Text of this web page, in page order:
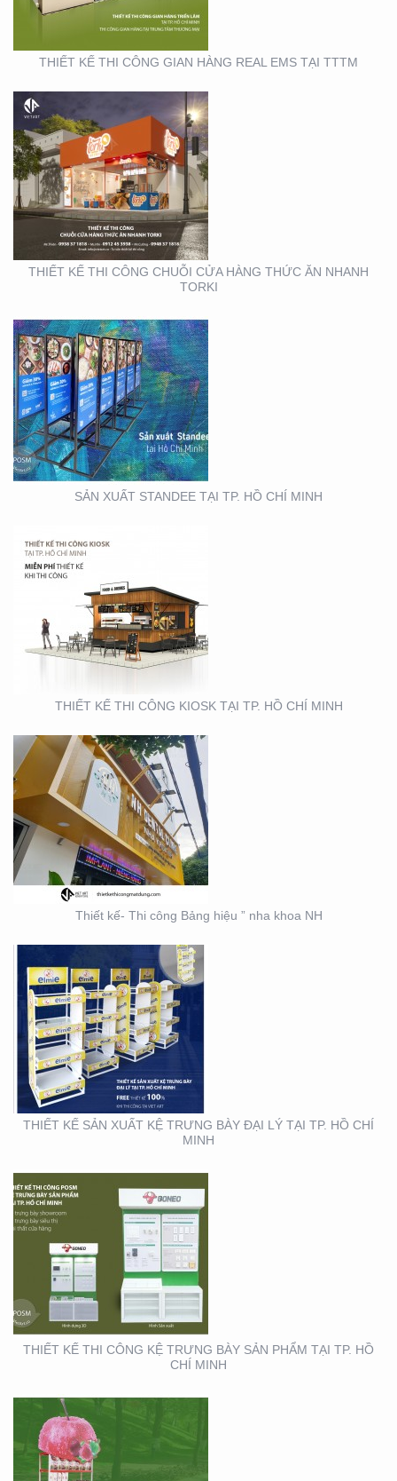
THIẾT KẾ THI CÔNG GIAN HÀNG REAL EMS TẠI TTTM
THIẾT KẾ THI CÔNG CHUỖI CỬA HÀNG THỨC ĂN NHANH
TORKI
SẢN XUẤT STANDEE TẠI
TP. HỒ CHÍ MINH
SẢN XUẤT STANDEE TẠI TP. HỒ CHÍ MINH
THIẾT KẾ THI CÔNG
KIOSK TẠI TP. HỒ CHÍ
MINH
THIẾT KẾ THI CÔNG KIOSK TẠI TP. HỒ CHÍ MINH
THIẾT KẾ- THI CÔNG
BẢNG HIỆU ” NHA KHOA
NH
Thiết kế- Thi công Bảng hiệu ” nha khoa NH
THIẾT KẾ SẢN XUẤT KỆ
TRƯNG BÀY ĐẠI LÝ TẠI
TP. HỒ CHÍ MINH
THIẾT KẾ SẢN XUẤT KỆ TRƯNG BÀY ĐẠI LÝ TẠI TP. HỒ CHÍ
MINH
THIẾT KẾ THI CÔNG KỆ
TRƯNG BÀY SẢN PHẨM
TẠI TP. HỒ CHÍ MINH
THIẾT KẾ THI CÔNG KỆ TRƯNG BÀY SẢN PHẨM TẠI TP. HỒ
CHÍ MINH
THIẾT KẾ SẢN XUẤT
BOOTH SAMPLING TẠI
TP. HỒ CHÍ MINH
THIẾT KẾ THI CÔNG XE